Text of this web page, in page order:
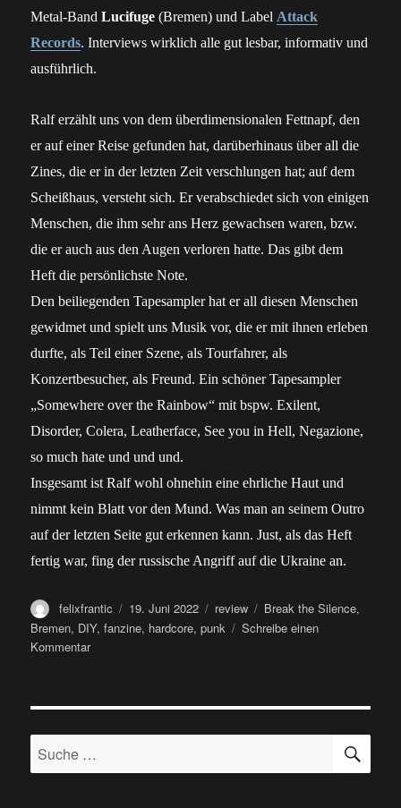
Metal-BandLucifuge (Bremen) und Label Attack
Records. Interviews wirklich alle gut lesbar, informativ und
ausführlich.
Ralf erzählt uns von dem überdimensionalen Fettnapf, den
er auf einer Reise gefunden hat, darüberhinaus über all die
Zines, die er in der letzten Zeit verschlungen hat; auf dem
Scheißhaus, versteht sich. Er verabschiedet sich von einigen
Menschen, die ihm sehr ans Herz gewachsen waren, bzw.
die er auch aus den Augen verloren hatte. Das gibt dem
Heft die persönlichste Note.
Den beiliegenden Tapesampler hat er all diesen Menschen
gewidmet und spielt uns Musik vor, die er mit ihnen erleben
durfte, als Teil einer Szene, als Tourfahrer, als
Konzertbesucher, als Freund. Ein schöner Tapesampler
„Somewhere over the Rainbow“ mit bspw. Exilent,
Disorder, Colera, Leatherface, See you in Hell, Negazione,
so much hate und und und.
Insgesamt ist Ralf wohl ohnehin eine ehrliche Haut und
nimmt kein Blatt vor den Mund. Was man an seinem Outro
auf der letzten Seite gut erkennen kann. Just, als das Heft
fertig war, fing der russische Angriff auf die Ukraine an.
Autor
felixfrantic
Veröffentlicht
am
19. Juni 2022 Kategorien
review Schlagwörter
Break the Silence,
Bremen, DIY,fanzine, hardcore,punk
Schreibe einen
Kommentarzu
the
#2
Suche
nach: